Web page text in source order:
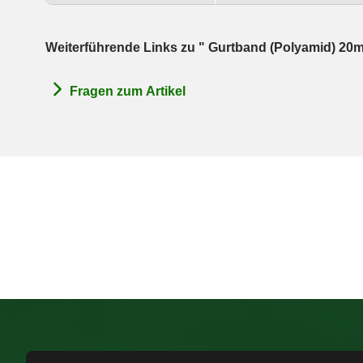
Weiterführende Links zu " Gurtband (Polyamid)
Fragen zum Artikel